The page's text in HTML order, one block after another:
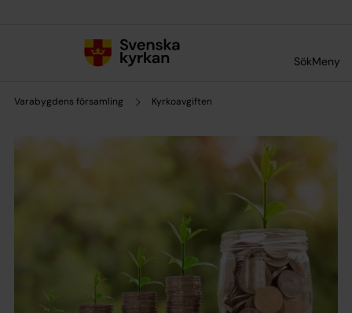
SökMeny
Varabygdens församling Kyrkoavgiften